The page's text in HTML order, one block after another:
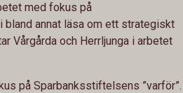
med fokus på
annat läsa om ett strategiskt
Vårgårda och Herrljunga i arbetet
på Sparbanksstiftelsens ”varför”.